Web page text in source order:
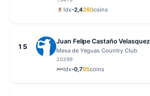
Idx-2,4260coins
15
Juan Felipe Castaño Velasquez
Mesa de Yeguas Country Club
20399
Idx-0,795coins